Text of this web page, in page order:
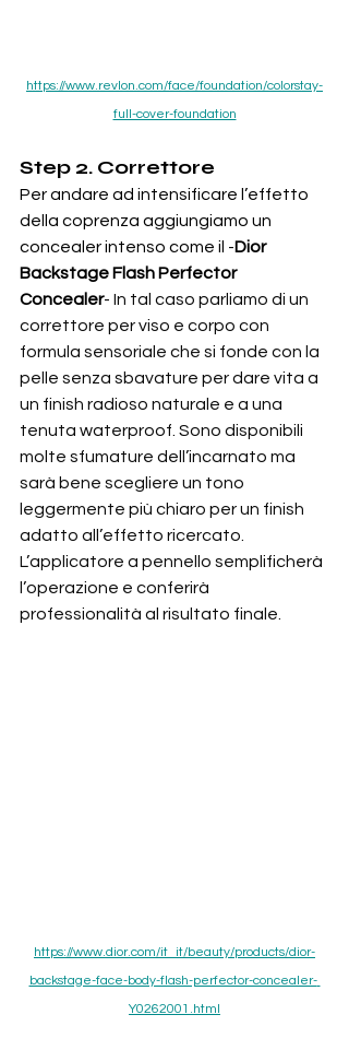
https://www.revlon.com/face/foundation/colorstay-
full-cover-foundation
Step 2. Correttore
Per andare ad intensificare l’effetto
della coprenza aggiungiamo un
concealer intenso come il -Dior
Backstage Flash Perfector
Concealer- In tal caso parliamo di un
correttore per viso e corpo con
formula sensoriale che si fonde con la
pelle senza sbavature per dare vita a
un finish radioso naturale e a una
tenuta waterproof. Sono disponibili
molte sfumature dell’incarnato ma
sarà bene scegliere un tono
leggermente più chiaro per un finish
adatto all’effetto ricercato.
L’applicatore a pennello semplificherà
l’operazione e conferirà
professionalità al risultato finale.
https://www.dior.com/it_it/beauty/products/dior-
backstage-face-body-flash-perfector-concealer-
Y0262001.html